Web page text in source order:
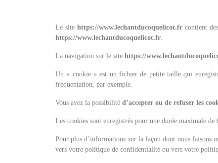
Le site https://www.lechantducoquelicot.frcontient des
https://www.lechantducoquelicot.fr.
La navigation sur le site https://
Un « cookie » est un fichier de petite taille qui
fréquentation, par exemple.
Vous avez la possibilité d’accepter ou de refuser les
Les cookies sont enregistrés pour une durée maximale de
Pour plus d’informations sur la façon dont nous faisons
vers votre politique de confidentialité ou vers votre